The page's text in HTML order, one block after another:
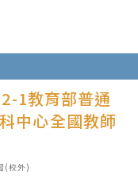
1教育部普通
中心全國教師
(校外)